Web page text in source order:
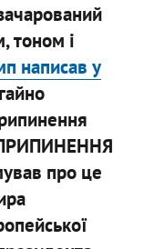
тоном і
написав у
про це